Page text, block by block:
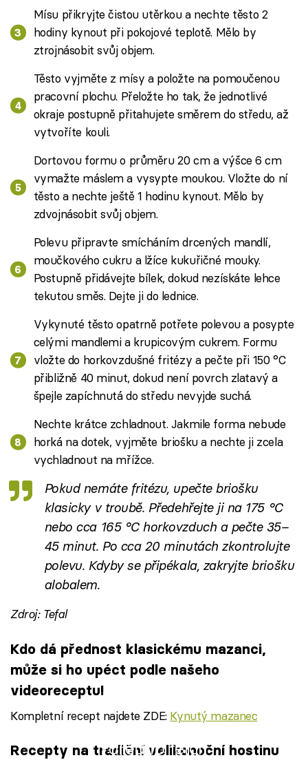
Mísu přikryjte čistou utěrkou a nechte těsto 2
hodiny kynout při pokojové teplotě. Mělo by
ztrojnásobit svůj objem.
Těsto vyjměte z mísy a položte na pomoučenou
pracovní plochu. Přeložte ho tak, že jednotlivé
okraje postupně přitahujete směrem do středu, až
vytvoříte kouli.
Dortovou formu o průměru 20 cm a výšce 6 cm
vymažte máslem a vysypte moukou. Vložte do ní
těsto a nechte ještě 1 hodinu kynout. Mělo by
zdvojnásobit svůj objem.
Polevu připravte smícháním drcených mandlí,
moučkového cukru a lžíce kukuřičné mouky.
Postupně přidávejte bílek, dokud nezískáte lehce
tekutou směs. Dejte ji do lednice.
Vykynuté těsto opatrně potřete polevou a posypte
celými mandlemi a krupicovým cukrem. Formu
vložte do horkovzdušné fritézy a pečte při 150 °C
přibližně 40 minut, dokud není povrch zlatavý a
špejle zapíchnutá do středu nevyjde suchá.
Nechte krátce zchladnout. Jakmile forma nebude
horká na dotek, vyjměte briošku a nechte ji zcela
vychladnout na mřížce.
Pokud nemáte fritézu, upečte briošku
klasicky v troubě. Předehřejte ji na 175 °C
nebo cca 165 °C horkovzduch a pečte 35–
45 minut. Po cca 20 minutách zkontrolujte
polevu. Kdyby se připékala, zakryjte briošku
alobalem.
Zdroj: Tefal
Kdo dá přednost klasickému mazanci,
může si ho upéct podle našeho
videoreceptu!
Kompletní recept najdete ZDE: Kynutý mazanec
Failed to fetch
Recepty na tradiční velikonoční hostinu